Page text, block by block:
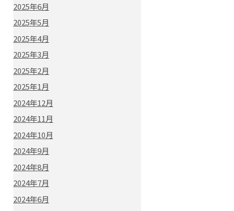
2025年6月
2025年5月
2025年4月
2025年3月
2025年2月
2025年1月
2024年12月
2024年11月
2024年10月
2024年9月
2024年8月
2024年7月
2024年6月